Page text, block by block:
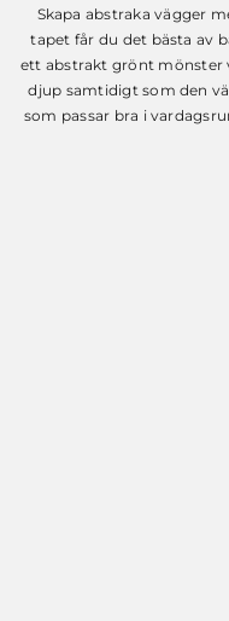
Skapa abstraka vägger
tapet får du det bästa av
ett abstrakt grönt mönster
djup samtidigt som den
som passar bra i